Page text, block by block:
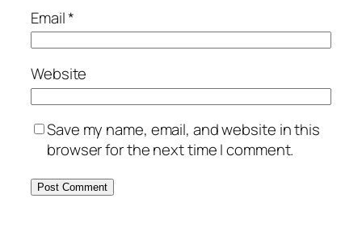
Email*
Website
Save my name, email, and website in this
browser for the next time I comment.